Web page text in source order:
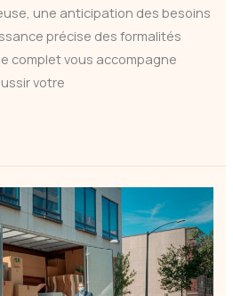
une anticipation des besoins
précise des formalités
complet vous accompagne
votre